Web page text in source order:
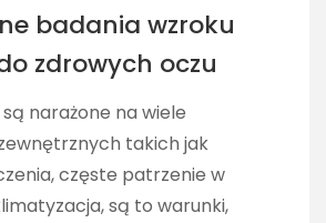
badania wzroku
zdrowych oczu
narażone na wiele
takich jak
częste patrzenie w
są to warunki,